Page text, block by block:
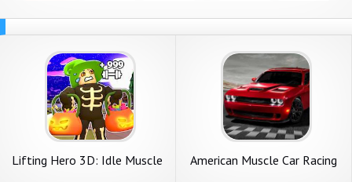
Lifting Hero 3D: Idle Muscle American Muscle Car Racing